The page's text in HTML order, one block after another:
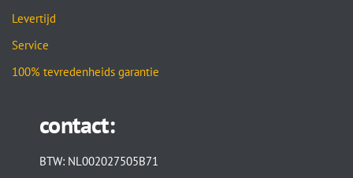
Levertijd
Service
100% tevredenheids garantie
contact:
BTW: NL002027505B71